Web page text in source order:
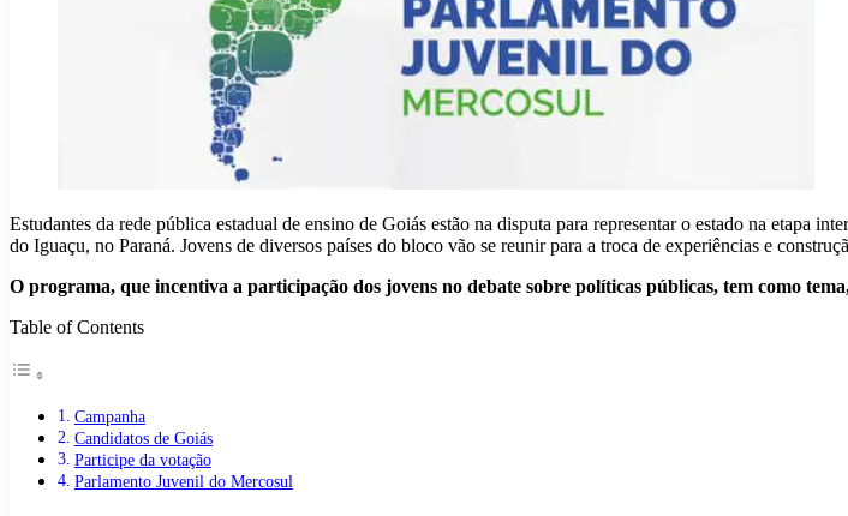
Estudantes da rede pública estadual de ensino de Goiás estão na disputa para representar o estado na etapa
do Iguaçu, no Paraná. Jovens de diversos países do bloco vão se reunir para a troca de experiências e
O programa, que incentiva a participação dos jovens no debate sobre políticas públicas, tem como
Table of Contents
Campanha
Candidatos de Goiás
Participe da votação
Parlamento Juvenil do Mercosul